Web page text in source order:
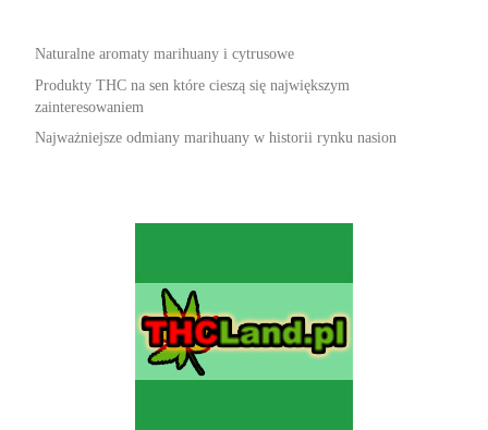
Naturalne aromaty marihuany i cytrusowe
Produkty THC na sen które cieszą się największym
zainteresowaniem
Najważniejsze odmiany marihuany w historii rynku nasion